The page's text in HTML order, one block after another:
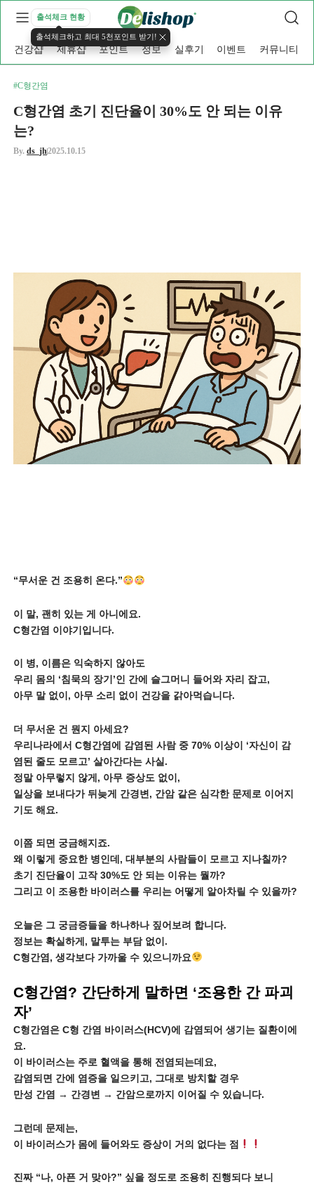
출석체크 현황
출석체크하고 최대 5천포인트 받기!
건강샵 제휴샵 포인트 정보 실후기 이벤트 커뮤니티
#C형간염
C형간염 초기 진단율이 30%도 안 되는 이유
는?
By.ds_jh2025.10.15
“무서운 건 조용히 온다.”
이 말, 괜히 있는 게 아니에요.
C형간염 이야기입니다.
이 병, 이름은 익숙하지 않아도
우리 몸의 ‘침묵의 장기’인 간에 슬그머니 들어와 자리 잡고,
아무 말 없이, 아무 소리 없이 건강을 갉아먹습니다.
더 무서운 건 뭔지 아세요?
우리나라에서 C형간염에 감염된 사람 중 70% 이상이 ‘자신이 감
염된 줄도 모르고’ 살아간다는 사실.
정말 아무렇지 않게, 아무 증상도 없이,
일상을 보내다가 뒤늦게 간경변, 간암 같은 심각한 문제로 이어지
기도 해요.
이쯤 되면 궁금해지죠.
왜 이렇게 중요한 병인데, 대부분의 사람들이 모르고 지나칠까?
초기 진단율이 고작 30%도 안 되는 이유는 뭘까?
그리고 이 조용한 바이러스를 우리는 어떻게 알아차릴 수 있을까?
오늘은 그 궁금증들을 하나하나 짚어보려 합니다.
정보는 확실하게, 말투는 부담 없이.
C형간염, 생각보다 가까울 수 있으니까요
C형간염? 간단하게 말하면 ‘조용한 간 파괴
자’
C형간염은 C형 간염 바이러스(HCV)에 감염되어 생기는 질환이에
요.
이 바이러스는 주로 혈액을 통해 전염되는데요,
감염되면 간에 염증을 일으키고, 그대로 방치할 경우
만성 간염 → 간경변 → 간암으로까지 이어질 수 있습니다.
그런데 문제는,
이 바이러스가 몸에 들어와도 증상이 거의 없다는 점
진짜 “나, 아픈 거 맞아?” 싶을 정도로 조용히 진행되다 보니